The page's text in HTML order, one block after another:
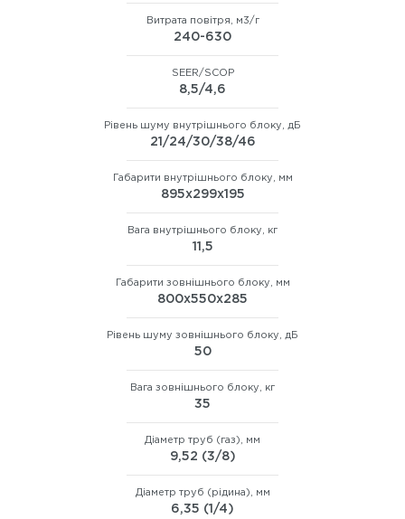
Витрата повітря, м3/г
240-630
SEER/SCOP
8,5/4,6
Рівень шуму внутрішнього блоку, дБ
21/24/30/38/46
Габарити внутрішнього блоку, мм
895х299х195
Вага внутрішнього блоку, кг
11,5
Габарити зовнішнього блоку, мм
800х550х285
Рівень шуму зовнішнього блоку, дБ
50
Вага зовнішнього блоку, кг
35
Діаметр труб (газ), мм
9,52 (3/8)
Діаметр труб (рідина), мм
6,35 (1/4)